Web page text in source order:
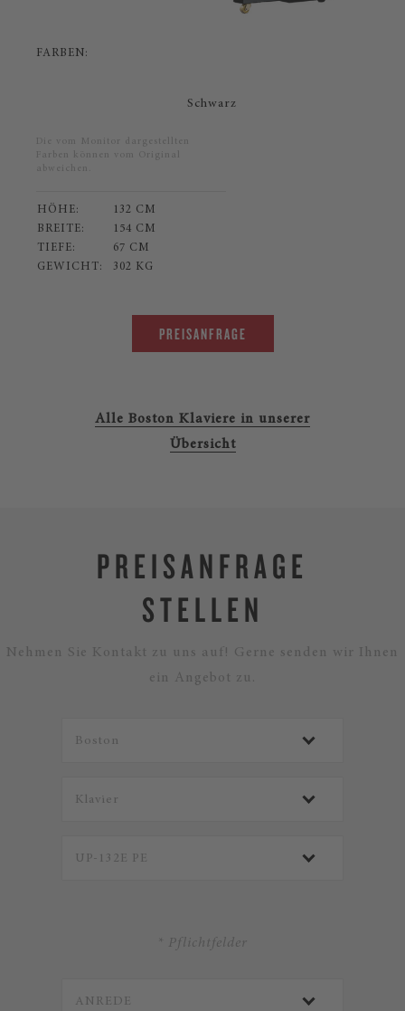
FARBEN:
Schwarz
Die vom Monitor dargestellten
Farben können vom Original
abweichen.
HÖHE:
132 CM
BREITE:
154 CM
TIEFE:
67 CM
GEWICHT:
302 KG
PREISANFRAGE
Alle Boston Klaviere in unserer
Übersicht
PREISANFRAGE
STELLEN
Nehmen Sie Kontakt zu uns auf! Gerne senden wir Ihnen
ein Angebot zu.
* Pflichtfelder